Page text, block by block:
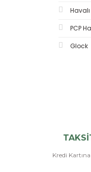
PCP
Glock
Kredi